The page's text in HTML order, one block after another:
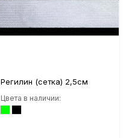
Регилин (сетка) 2,5см
Цвета в наличии: